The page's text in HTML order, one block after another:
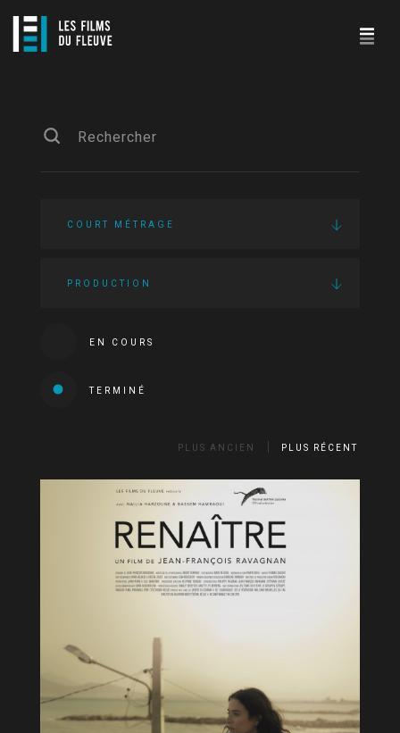
COURT MÉTRAGE
PRODUCTION
EN COURS
TERMINÉ
PLUS ANCIEN PLUS RÉCENT